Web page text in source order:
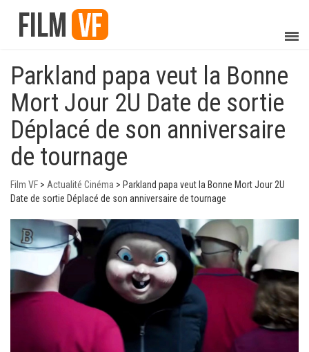
Parkland papa veut la Bonne
Mort Jour 2U Date de sortie
Déplacé de son anniversaire
de tournage
Film VF > Actualité Cinéma > Parkland papa veut la Bonne Mort Jour 2U
Date de sortie Déplacé de son anniversaire de tournage